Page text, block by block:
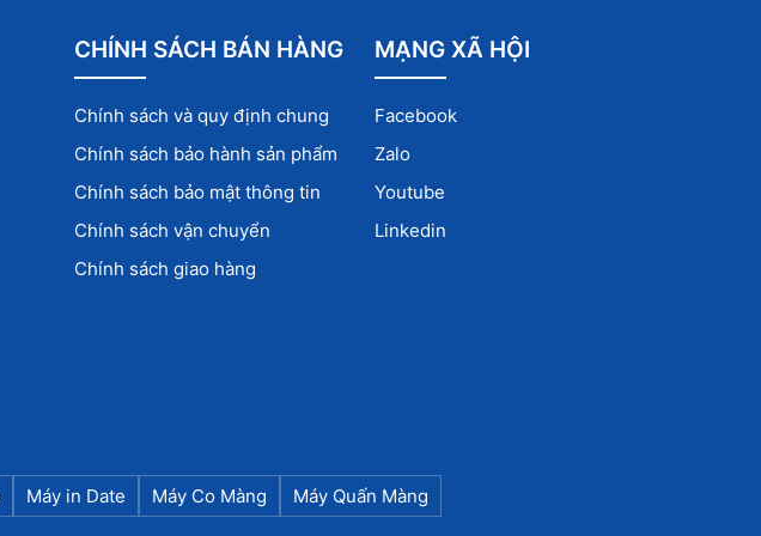
CHÍNH SÁCH BÁN HÀNG
Chính sách và quy định chung
Chính sách bảo hành sản phẩm
Chính sách bảo mật thông tin
Chính sách vận chuyển
Chính sách giao hàng
MẠNG XÃ HỘI
Facebook
Zalo
Youtube
Linkedin
Máy in Date Máy Co Màng
Máy Quấn Màng